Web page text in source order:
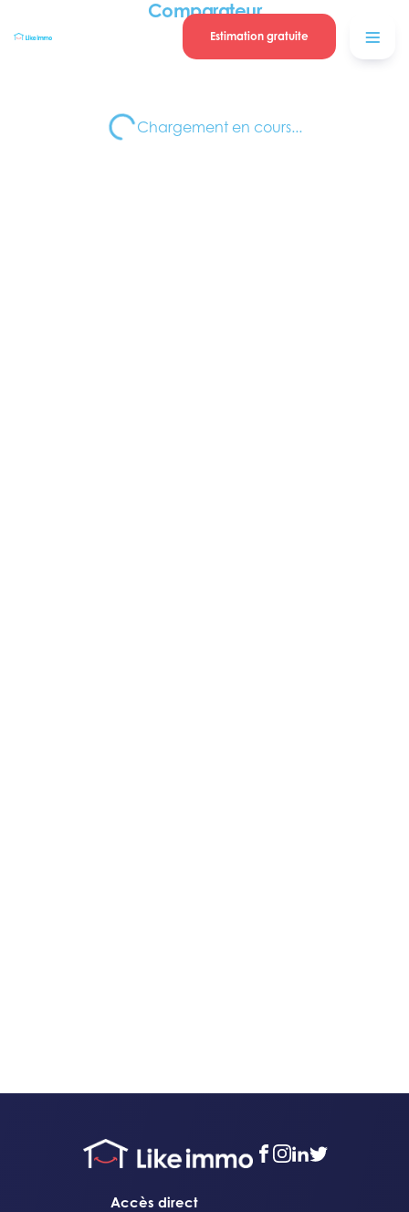
Estimation gratuite
Comparateur
Chargement en cours...
facebook
instagram
linkedin
twitter
Accès direct